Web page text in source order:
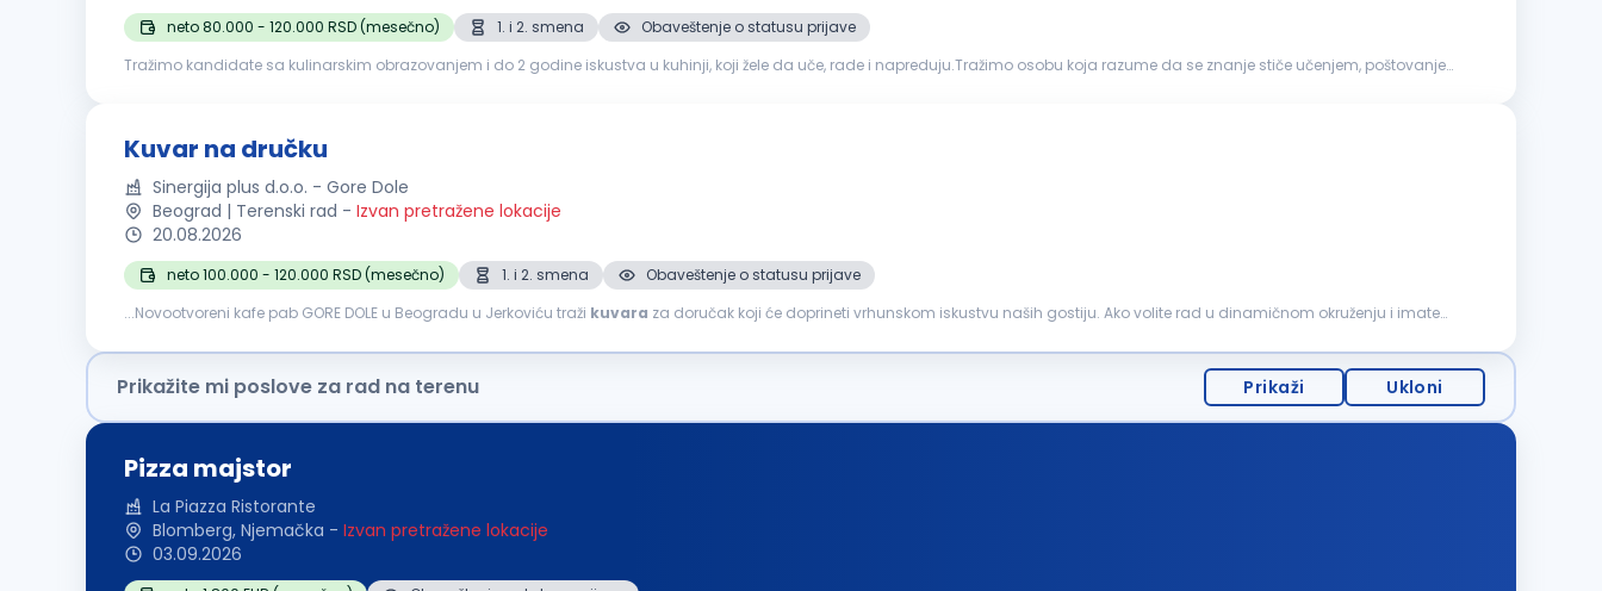
neto 80.000 - 120.000 RSD (mesečno) 1. i 2. smena
Obaveštenje o statusu prijave
Tražimo kandidate sa kulinarskim obrazovanjem i do 2 godine iskustva u kuhinji, koji žele da uče, rade i napreduju.Tražimo osobu koja razume da se znanje stiče učenjem, poštovanje
Kuvar na dručku
Sinergija plus d.o.o. - Gore Dole
Beograd | Terenski rad - Izvan pretražene lokacije
20.08.2026
neto 100.000 - 120.000 RSD (mesečno) 1. i 2. smena
Obaveštenje o statusu prijave
...Novootvoreni kafe pab GORE DOLE u Beogradu u Jerkoviću traži kuvara za doručak koji će doprineti vrhunskom iskustvu naših gostiju. Ako volite rad u dinamičnom okruženju i imate
Prikažite mi poslove za rad na terenu Prikaži Ukloni
Pizza majstor
La Piazza Ristorante
Blomberg, Njemačka - Izvan pretražene lokacije
03.09.2026